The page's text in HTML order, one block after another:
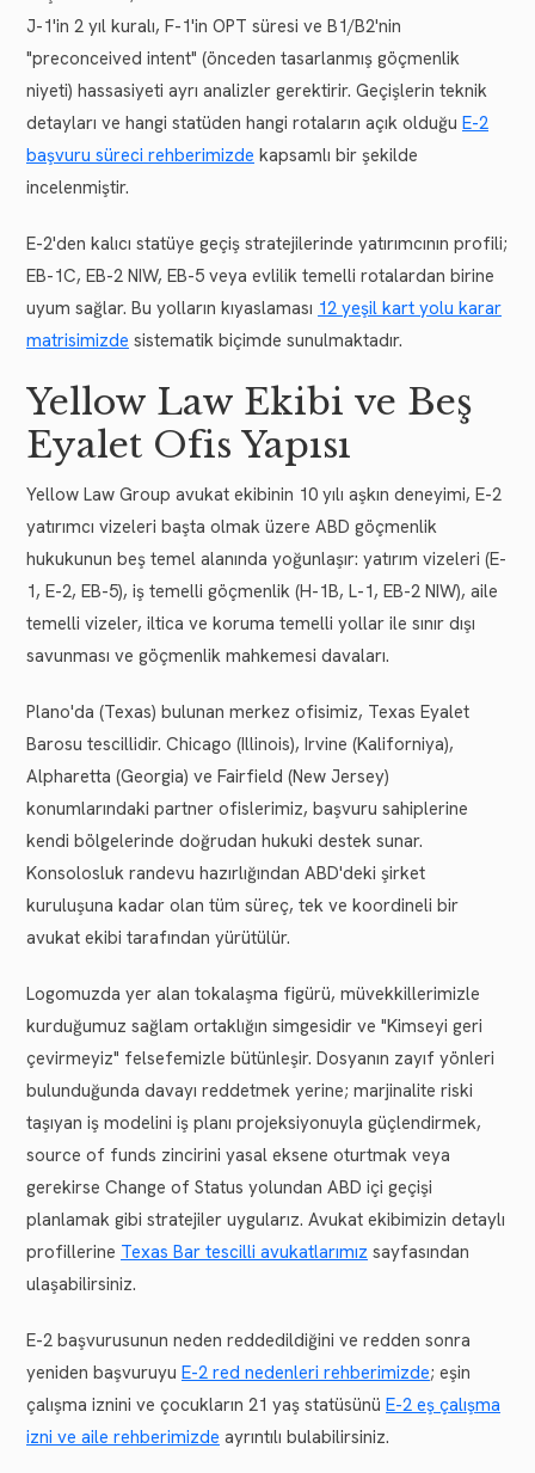
J-1'in 2 yıl kuralı, F-1'in OPT süresi ve B1/B2'nin
"preconceived intent" (önceden tasarlanmış göçmenlik
niyeti) hassasiyeti ayrı analizler gerektirir. Geçişlerin teknik
detayları ve hangi statüden hangi rotaların açık olduğu E-2
başvuru süreci rehberimizde kapsamlı bir şekilde
incelenmiştir.
E-2'den kalıcı statüye geçiş stratejilerinde yatırımcının profili;
EB-1C, EB-2 NIW, EB-5 veya evlilik temelli rotalardan birine
uyum sağlar. Bu yolların kıyaslaması 12 yeşil kart yolu karar
matrisimizde sistematik biçimde sunulmaktadır.
Yellow Law Ekibi ve Beş
Eyalet Ofis Yapısı
Yellow Law Group avukat ekibinin 10 yılı aşkın deneyimi, E-2
yatırımcı vizeleri başta olmak üzere ABD göçmenlik
hukukunun beş temel alanında yoğunlaşır: yatırım vizeleri (E-
1, E-2, EB-5), iş temelli göçmenlik (H-1B, L-1, EB-2 NIW), aile
temelli vizeler, iltica ve koruma temelli yollar ile sınır dışı
savunması ve göçmenlik mahkemesi davaları.
Plano'da (Texas) bulunan merkez ofisimiz, Texas Eyalet
Barosu tescillidir. Chicago (Illinois), Irvine (Kaliforniya),
Alpharetta (Georgia) ve Fairfield (New Jersey)
konumlarındaki partner ofislerimiz, başvuru sahiplerine
kendi bölgelerinde doğrudan hukuki destek sunar.
Konsolosluk randevu hazırlığından ABD'deki şirket
kuruluşuna kadar olan tüm süreç, tek ve koordineli bir
avukat ekibi tarafından yürütülür.
Logomuzda yer alan tokalaşma figürü, müvekkillerimizle
kurduğumuz sağlam ortaklığın simgesidir ve "Kimseyi geri
çevirmeyiz" felsefemizle bütünleşir. Dosyanın zayıf yönleri
bulunduğunda davayı reddetmek yerine; marjinalite riski
taşıyan iş modelini iş planı projeksiyonuyla güçlendirmek,
source of funds zincirini yasal eksene oturtmak veya
gerekirse Change of Status yolundan ABD içi geçişi
planlamak gibi stratejiler uygularız. Avukat ekibimizin detaylı
profillerine Texas Bar tescilli avukatlarımız sayfasından
ulaşabilirsiniz.
E-2 başvurusunun neden reddedildiğini ve redden sonra
yeniden başvuruyu E-2 red nedenleri rehberimizde; eşin
çalışma iznini ve çocukların 21 yaş statüsünü E-2 eş çalışma
izni ve aile rehberimizde ayrıntılı bulabilirsiniz.